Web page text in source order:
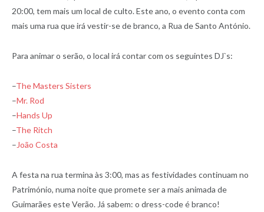
20:00, tem mais um local de culto. Este ano, o evento conta com
mais uma rua que irá vestir-se de branco, a Rua de Santo António.
Para animar o serão, o local irá contar com os seguintes DJ`s:
–The Masters Sisters
–Mr. Rod
–Hands Up
–The Ritch
– João Costa
A festa na rua termina às 3:00, mas as festividades continuam no
Património, numa noite que promete ser a mais animada de
Guimarães este Verão. Já sabem: o dress-code é branco!